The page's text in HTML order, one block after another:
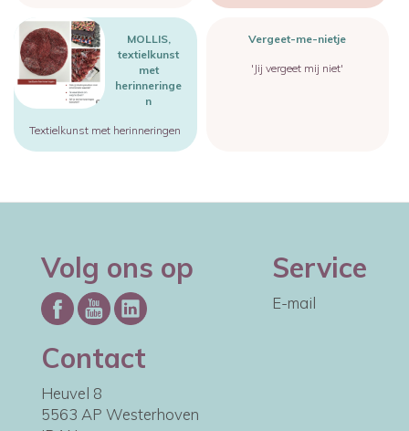
Image
MOLLIS,
textielkunst
met
herinneringe
n
Textielkunst met herinneringen
Vergeet-me-nietje
'Jij vergeet mij niet'
Volg ons op
Contact
Heuvel 8
5563 AP Westerhoven
Service
E-mail